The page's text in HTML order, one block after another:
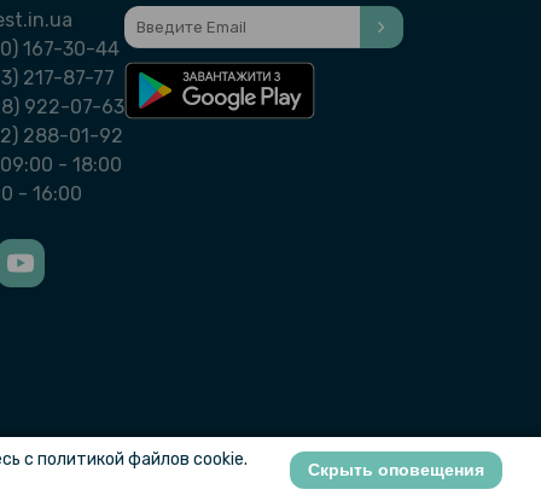
167-30-44
217-87-77
922-07-63
288-01-92
- 18:00
- 16:00
с политикой файлов cookie.
Скрыть оповещения